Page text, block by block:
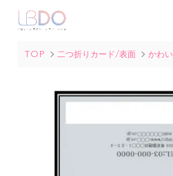
TOP 二つ折りカード/表面 かわ